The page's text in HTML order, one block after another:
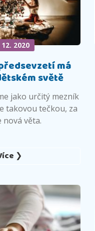
12. 2020
má
světě
jako určitý mezník
takovou tečkou, za
věta.
❯